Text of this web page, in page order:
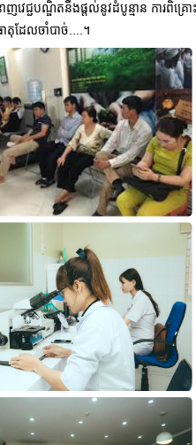
េជ្ជបណ្ឌិតនឹងផ្តល់នូវដំបូន្មាន ការពិគ្រ
ាតុដែលចាំបាច់....។